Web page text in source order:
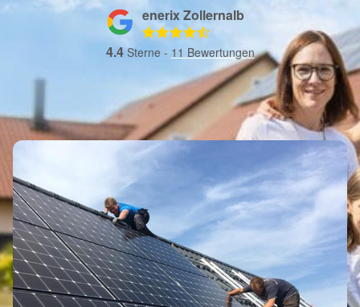
enerix Zollernalb
4.4Sterne - 11 Bewertungen